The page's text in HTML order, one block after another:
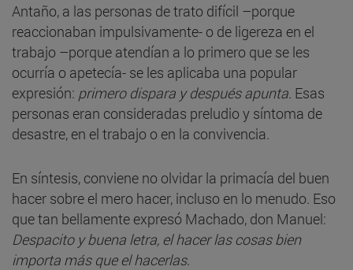
Antaño, a las personas de trato difícil –porque
reaccionaban impulsivamente- o de ligereza en el
trabajo –porque atendían a lo primero que se les
ocurría o apetecía- se les aplicaba una popular
expresión: primero dispara y después apunta. Esas
personas eran consideradas preludio y síntoma de
desastre, en el trabajo o en la convivencia.
En síntesis, conviene no olvidar la primacía del buen
hacer sobre el mero hacer, incluso en lo menudo. Eso
que tan bellamente expresó Machado, don Manuel:
Despacito y buena letra, el hacer las cosas bien
importa más que el hacerlas.